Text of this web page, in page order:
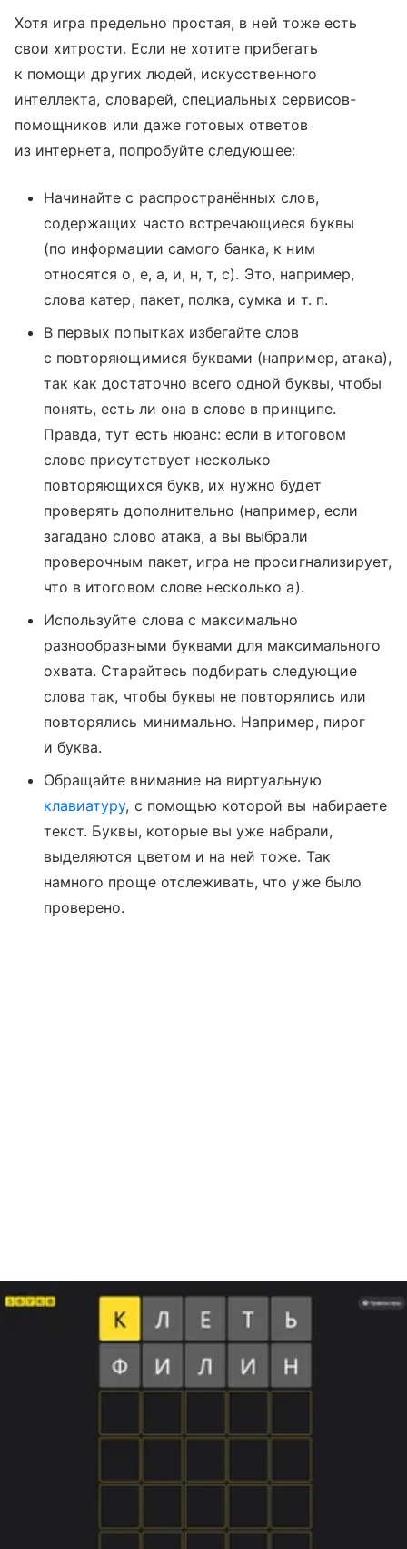
Хотя игра предельно простая, в ней тоже есть
свои хитрости. Если не хотите прибегать
к помощи других людей, искусственного
интеллекта, словарей, специальных сервисов-
помощников или даже готовых ответов
из интернета, попробуйте следующее:
Начинайте с распространённых слов,
содержащих часто встречающиеся буквы
(по информации самого банка, к ним
относятся о, е, а, и, н, т, с). Это, например,
слова катер, пакет, полка, сумка и т. п.
В первых попытках избегайте слов
с повторяющимися буквами (например, атака),
так как достаточно всего одной буквы, чтобы
понять, есть ли она в слове в принципе.
Правда, тут есть нюанс: если в итоговом
слове присутствует несколько
повторяющихся букв, их нужно будет
проверять дополнительно (например, если
загадано слово атака, а вы выбрали
проверочным пакет, игра не просигнализирует,
что в итоговом слове несколько а).
Используйте слова с максимально
разнообразными буквами для максимального
охвата. Старайтесь подбирать следующие
слова так, чтобы буквы не повторялись или
повторялись минимально. Например, пирог
и буква.
Обращайте внимание на виртуальную
клавиатуру, с помощью которой вы набираете
текст. Буквы, которые вы уже набрали,
выделяются цветом и на ней тоже. Так
намного проще отслеживать, что уже было
проверено.